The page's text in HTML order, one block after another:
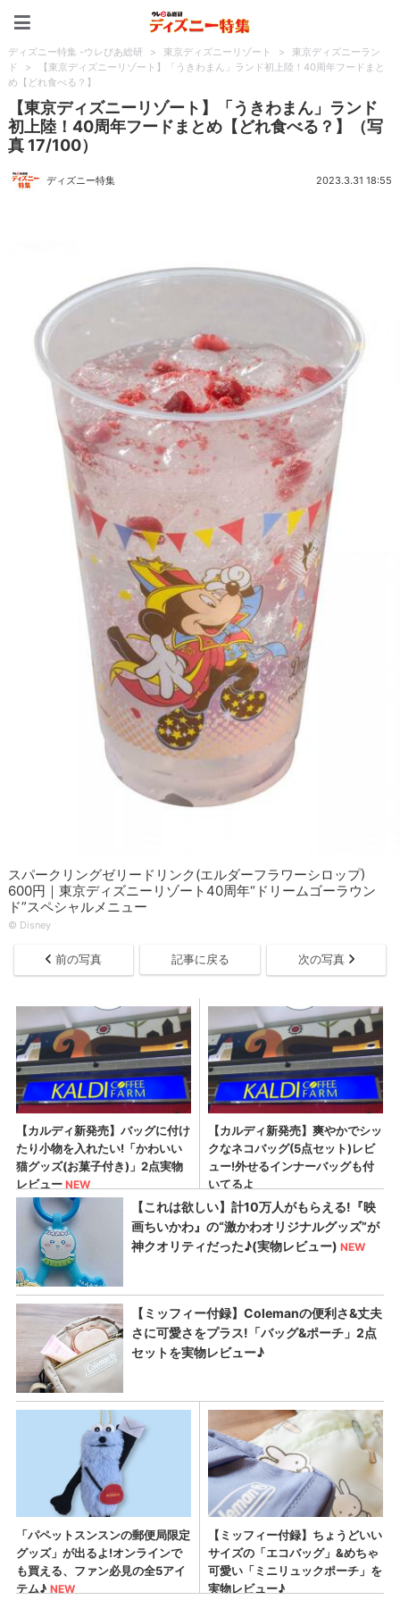
ディズニー特集 -ウレぴあ総研 > 東京ディズニーリゾート >
東京ディズニーラン
ド
>
【東京ディズニーリゾート】「うきわまん」ランド初上陸！40周年フードまと
め【どれ食べる？】
【東京ディズニーリゾート】「うきわまん」ランド
初上陸！40周年フードまとめ【どれ食べる？】（写
真 17/100）
ディズニー特集 2023.3.31 18:55
スパークリングゼリードリンク(エルダーフラワーシロップ)
600円｜東京ディズニーリゾート40周年“ドリームゴーラウン
ド”スペシャルメニュー
©︎ Disney
前の写真 記事に戻る 次の写真